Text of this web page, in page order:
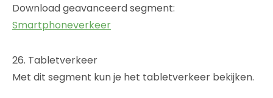
Download geavanceerd segment:
Smartphoneverkeer
26. Tabletverkeer
Met dit segment kun je het tabletverkeer bekijken.